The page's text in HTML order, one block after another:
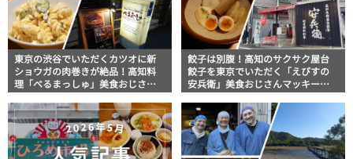
東京の渋谷でいただくカツオに新
ショウガの肉巻きが絶品！高知料
理「べるまっしゅ」美食おじさん
知グルメPro】
餃子は別腹！高知のサクサク屋台
餃子を東京でいただく「えびすの
安兵衛」美食おじさんマッキー牧
Pro】